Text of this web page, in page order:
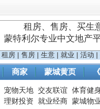
租房、售房、买生
蒙特利尔专业中文地产
租房 | 售房 | 生意 | 就业 | 活动 |
商家 蒙城黄页
宠物天地 交友联谊 体育健
理财投资 就业经商 蒙城物